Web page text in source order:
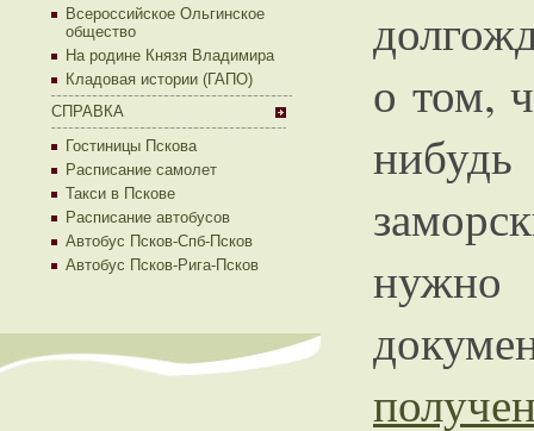
Всероссийское Ольгинское
общество
На родине Князя Владимира
Кладовая истории (ГАПО)
СПРАВКА
Гостиницы Пскова
Расписание самолет
Такси в Пскове
Расписание автобусов
Автобус Псков-Спб-Псков
Автобус Псков-Рига-Псков
о том,